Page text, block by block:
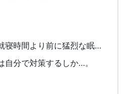
自宅にて、就寝時間より前に猛烈な眠気に襲われて寝てしまう。 いつも夜22時くらいに寝るはずが、それより前の20～21時ごろには眠くなってしまい、ベッドに入ってそのまま寝てしまう。
自分で対策するしか…。